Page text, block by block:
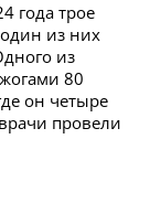
года трое
из них
из
80
он четыре
провели